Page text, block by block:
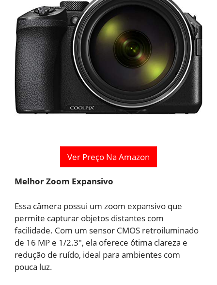
Ver Preço Na Amazon
Melhor Zoom Expansivo
Essa câmera possui um zoom expansivo que
permite capturar objetos distantes com
facilidade. Com um sensor CMOS retroiluminado
de 16 MP e 1/2.3″, ela oferece ótima clareza e
redução de ruído, ideal para ambientes com
pouca luz.